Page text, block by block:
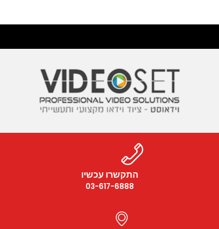
התקשרו עכשיו
03-617-6888